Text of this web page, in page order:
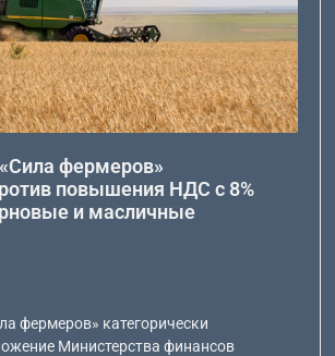
фермеров»
повышения НДС с 8%
и масличные
фермеров» категорически
Министерства финансов